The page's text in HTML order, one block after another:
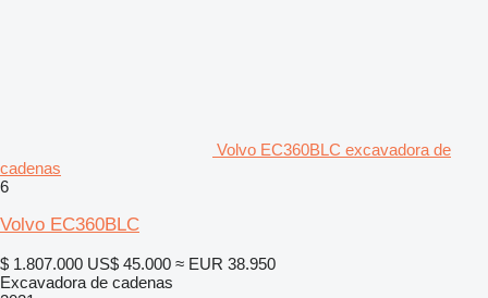
Volvo EC360BLC excavadora de
cadenas
6
Volvo EC360BLC
$ 1.807.000 US$ 45.000 ≈ EUR 38.950
Excavadora de cadenas